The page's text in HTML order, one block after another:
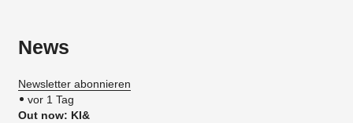
News
Newsletter abonnieren
vor 1 Tag
Out now: KI&